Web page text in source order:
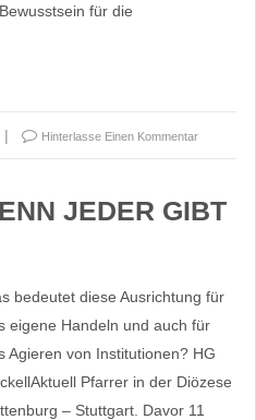
für die
Hinterlasse Einen Kommentar
JEDER GIBT
bedeutet diese Ausrichtung für
eigene Handeln und auch für
Agieren von Institutionen? HG
Pfarrer in der Diözese
– Stuttgart. Davor 11